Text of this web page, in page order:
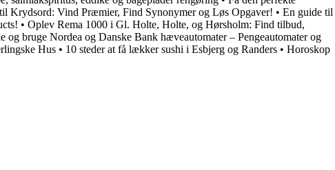
Krydsord: Vind Præmier, Find Synonymer og Løs Opgaver! • En guide til
• Oplev Rema 1000 i Gl. Holte, Holte, og Hørsholm: Find tilbud,
bruge Nordea og Danske Bank hæveautomater – Pengeautomater og
Hus • 10 steder at få lækker sushi i Esbjerg og Randers • Horoskop